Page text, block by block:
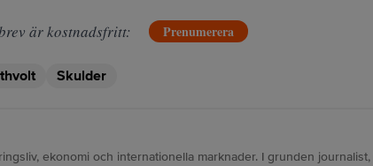
är kostnadsfritt: Prenumerera
Skulder
ekonomi och internationella marknader. I grunden